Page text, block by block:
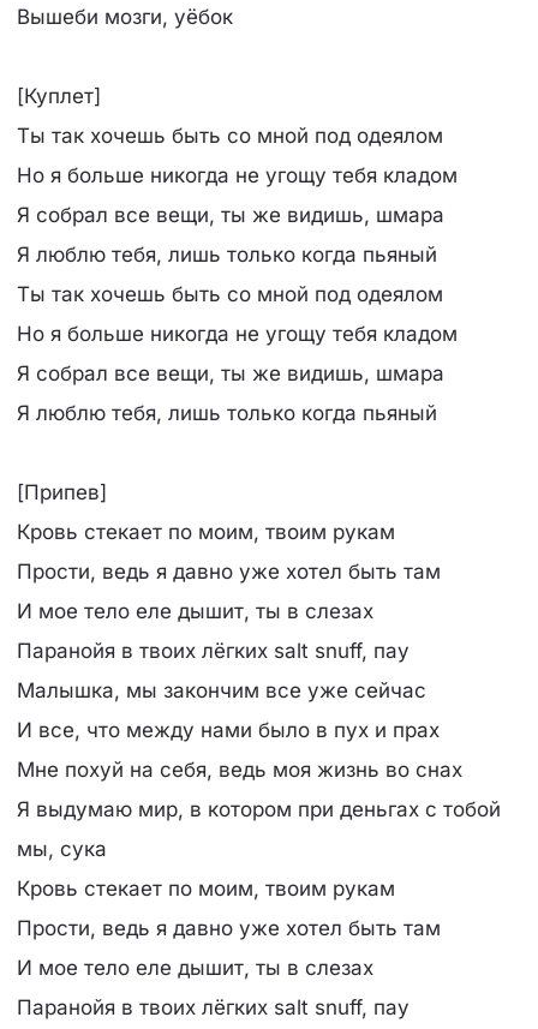
Вышеби мозги, уёбок
[Куплет]
Ты так хочешь быть со мной под одеялом
Но я больше никогда не угощу тебя кладом
Я собрал все вещи, ты же видишь, шмара
Я люблю тебя, лишь только когда пьяный
Ты так хочешь быть со мной под одеялом
Но я больше никогда не угощу тебя кладом
Я собрал все вещи, ты же видишь, шмара
Я люблю тебя, лишь только когда пьяный
[Припев]
Кровь стекает по моим, твоим рукам
Прости, ведь я давно уже хотел быть там
И мое тело еле дышит, ты в слезах
Паранойя в твоих лёгких salt snuff, пау
Малышка, мы закончим все уже сейчас
И все, что между нами было в пух и прах
Мне похуй на себя, ведь моя жизнь во снах
Я выдумаю мир, в котором при деньгах с тобой
мы, сука
Кровь стекает по моим, твоим рукам
Прости, ведь я давно уже хотел быть там
И мое тело еле дышит, ты в слезах
Паранойя в твоих лёгких salt snuff, пау